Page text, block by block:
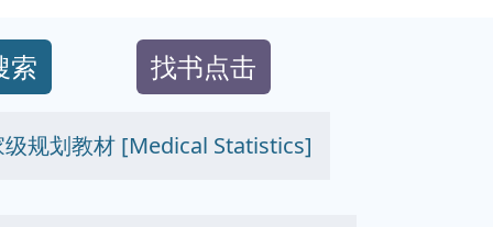
索 找书点击
规划教材 [Medical Statistics]